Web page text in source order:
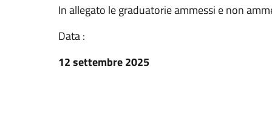
In allegato le graduatorie ammessi e non
Data :
12 settembre 2025